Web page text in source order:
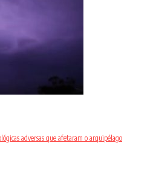
adversas que afetaram o arquipélago